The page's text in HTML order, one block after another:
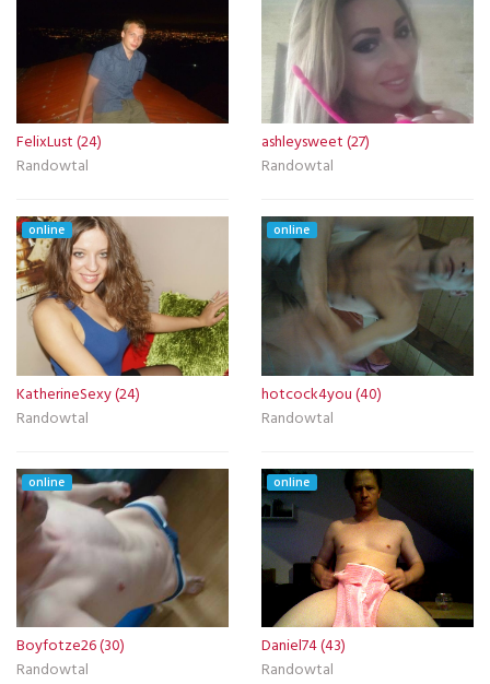
FelixLust (24)
Randowtal
ashleysweet (27)
Randowtal
online
KatherineSexy (24)
Randowtal
online
hotcock4you (40)
Randowtal
online
Boyfotze26 (30)
Randowtal
online
Daniel74 (43)
Randowtal